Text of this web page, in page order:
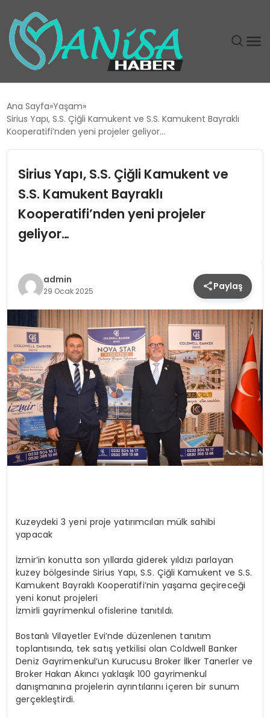
EĞITIM
GÜNDEM
MAGAZIN
SPOR
TEKNOLOJI
YAŞAM
Ana Sayfa Yaşam
Sirius Yapı, S.S. Çiğli Kamukent ve S.S. Kamukent Bayraklı
Kooperatifi’nden yeni projeler geliyor…
Sirius Yapı, S.S. Çiğli Kamukent ve
S.S. Kamukent Bayraklı
Kooperatifi’nden yeni projeler
geliyor…
admin
29 Ocak 2025 Paylaş
Kuzeydeki 3 yeni proje yatırımcıları mülk sahibi
yapacak
İzmir’in konutta son yıllarda giderek yıldızı parlayan
kuzey bölgesinde Sirius Yapı, S.S. Çiğli Kamukent ve S.S.
Kamukent Bayraklı Kooperatifi’nin yaşama geçireceği
yeni konut projeleri
İzmirli gayrimenkul ofislerine tanıtıldı.
Bostanlı Vilayetler Evi’nde düzenlenen tanıtım
toplantısında, tek satış yetkilisi olan Coldwell Banker
Deniz Gayrimenkul’un Kurucusu Broker İlker Tanerler ve
Broker Hakan Akıncı yaklaşık 100 gayrimenkul
danışmanına projelerin ayrıntılarını içeren bir sunum
gerçekleştirdi.